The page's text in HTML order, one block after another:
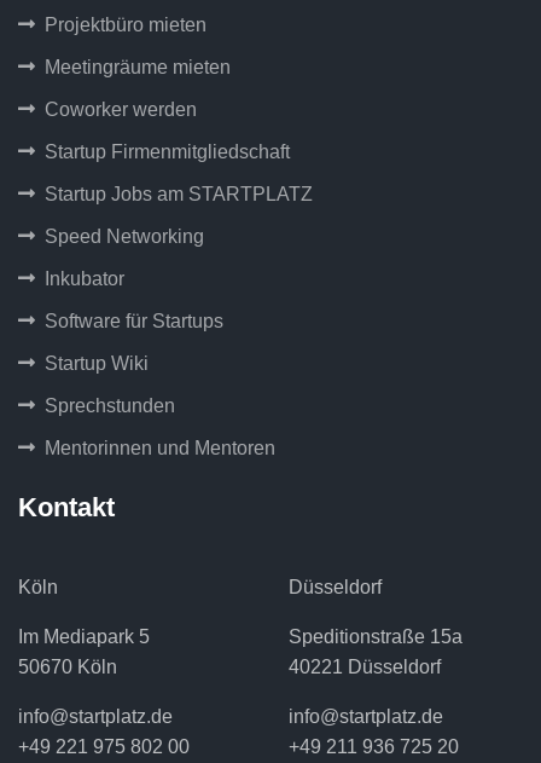
Projektbüro mieten
Meetingräume mieten
Coworker werden
Startup Firmenmitgliedschaft
Startup Jobs am STARTPLATZ
Speed Networking
Inkubator
Software für Startups
Startup Wiki
Sprechstunden
Mentorinnen und Mentoren
Kontakt
Köln
Im Mediapark 5
50670 Köln
info@startplatz.de
+49 221 975 802 00
Düsseldorf
Speditionstraße 15a
40221 Düsseldorf
info@startplatz.de
+49 211 936 725 20